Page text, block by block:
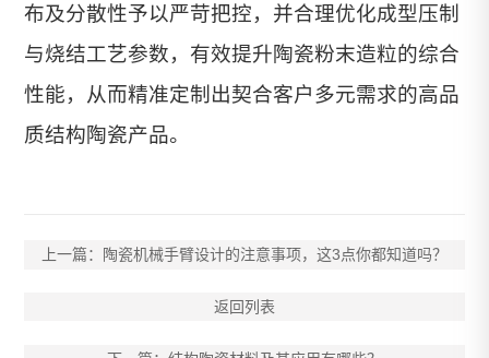
布及分散性予以严苛把控，并合理优化成型压制
与烧结工艺参数，有效提升陶瓷粉末造粒的综合
性能，从而精准定制出契合客户多元需求的高品
质结构陶瓷产品。
上一篇：陶瓷机械手臂设计的注意事项，这3点你都知道吗？
返回列表